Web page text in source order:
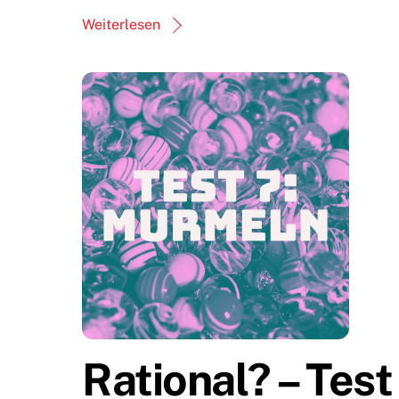
Weiterlesen
Rational? –